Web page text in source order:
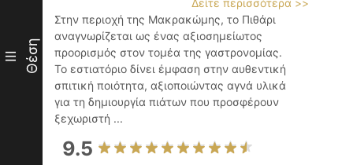
III Θέση
Δείτε περισσότερα >>
Στην περιοχή της Μακρακώμης, το Πιθάρι
αναγνωρίζεται ως ένας αξιοσημείωτος
προορισμός στον τομέα της γαστρονομίας.
Το εστιατόριο δίνει έμφαση στην αυθεντική
σπιτική ποιότητα, αξιοποιώντας αγνά υλικά
για τη δημιουργία πιάτων που προσφέρουν
ξεχωριστή ...
9.5